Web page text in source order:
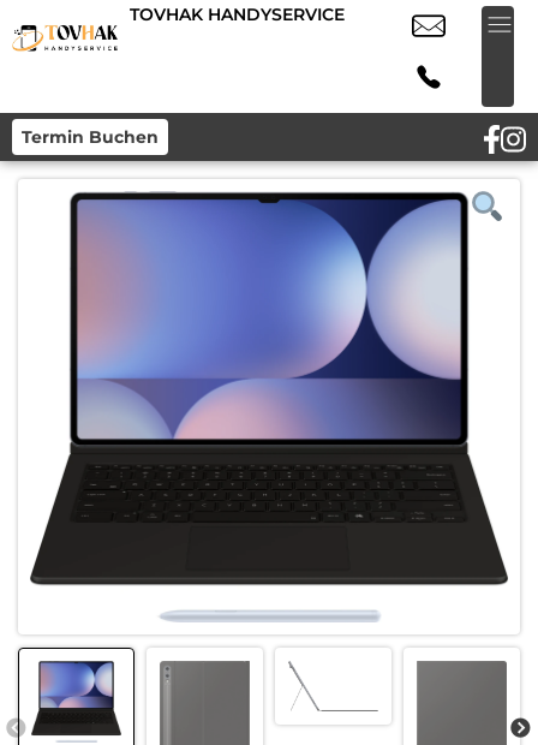
TOVHAK HANDYSERVICE
Termin Buchen